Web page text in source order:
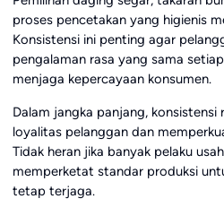
proses pencetakan yang higienis
Konsistensi ini penting agar
pengalaman rasa yang sama
menjaga kepercayaan konsumen.
Dalam jangka panjang, konsistensi
loyalitas pelanggan dan
Tidak heran jika banyak pelaku
memperketat standar produksi
tetap terjaga.